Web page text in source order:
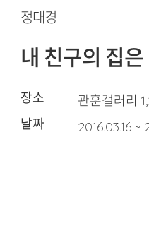
정태경
내 친구의 집
장소
관훈갤러리
날짜
2016.03.16 ~